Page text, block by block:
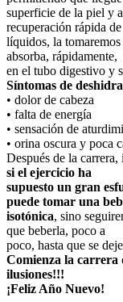
superficie de la piel y
recuperación rápida de
líquidos, la
absorba, rápidamente,
en el tubo digestivo y
Síntomas de
• dolor de cabeza
• falta de energía
• sensación de
• orina oscura y poca
Después de la
si el ejercicio ha
supuesto un gran
puede tomar una
isotónica, sino
que beberla, poco a
poco, hasta que se
Comienza la carrera
ilusiones!!!
¡Feliz Año Nuevo!